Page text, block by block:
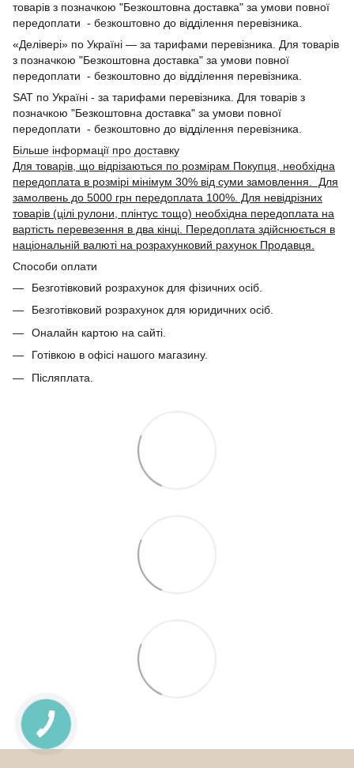
товарів з позначкою "Безкоштовна доставка" за умови повної
передоплати - безкоштовно до відділення перевізника.
«Делівері» по Україні — за тарифами перевізника. Для товарів
з позначкою "Безкоштовна доставка" за умови повної
передоплати - безкоштовно до відділення перевізника.
SAT по Україні - за тарифами перевізника. Для товарів з
позначкою "Безкоштовна доставка" за умови повної
передоплати - безкоштовно до відділення перевізника.
Більше інформації про доставку
Для товарів, що відрізаються по розмірам Покупця, необхідна
передоплата в розмірі мінімум 30% від суми замовлення. Для
замолвень до 5000 грн передоплата 100%. Для невідрізних
товарів (цілі рулони, плінтус тощо) необхідна передоплата на
вартість перевезення в два кінці. Передоплата здійснюється в
національній валюті на розрахунковий рахунок Продавця.
Способи оплати
Безготівковий розрахунок для фізичних осіб.
Безготівковий розрахунок для юридичних осіб.
Оналайн картою на сайті.
Готівкою в офісі нашого магазину.
Післяплата.